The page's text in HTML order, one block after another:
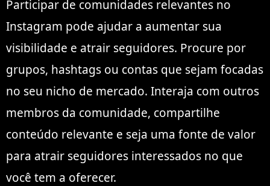
Participar de comunidades relevantes no
Instagram pode ajudar a aumentar sua
visibilidade e atrair seguidores. Procure por
grupos, hashtags ou contas que sejam focadas
no seu nicho de mercado. Interaja com outros
membros da comunidade, compartilhe
conteúdo relevante e seja uma fonte de valor
para atrair seguidores interessados no que
você tem a oferecer.